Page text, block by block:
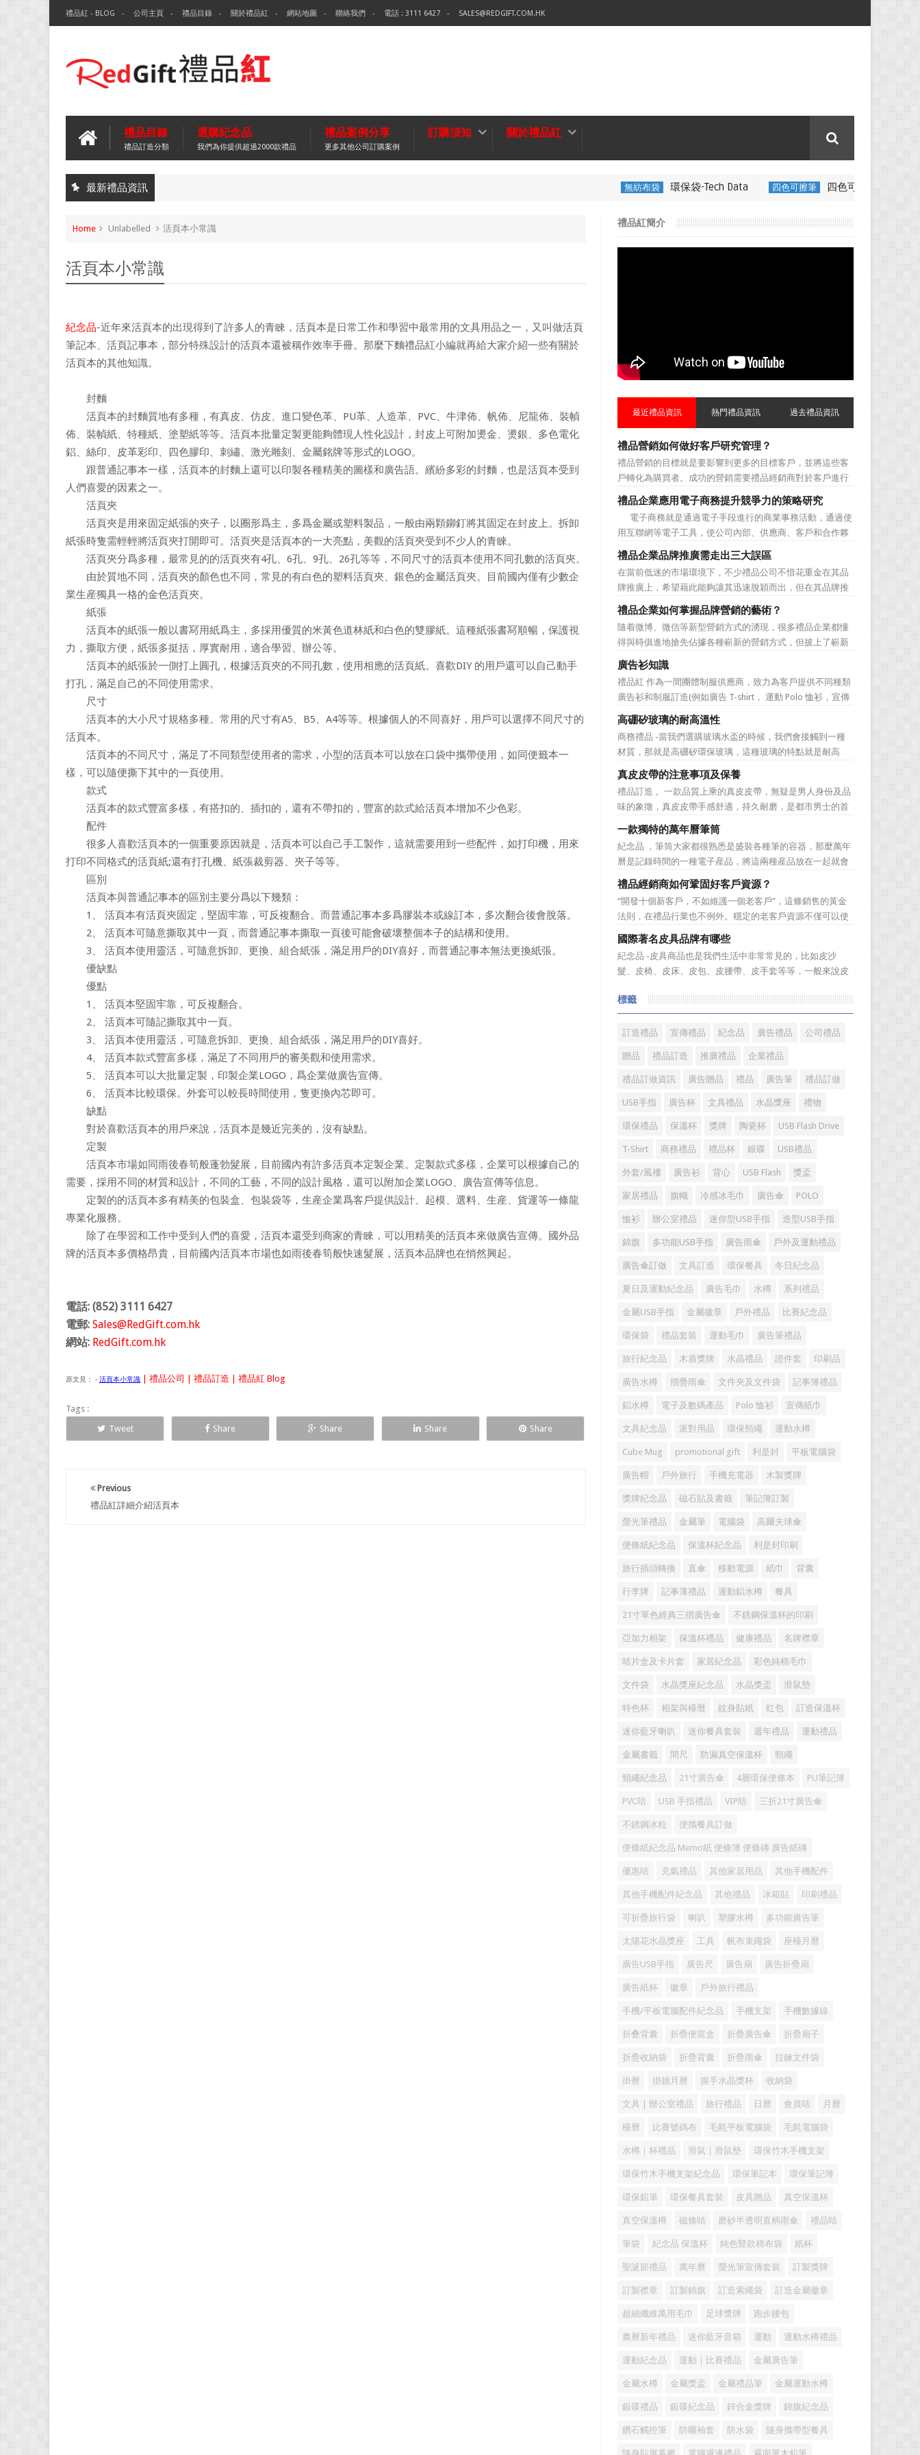
禮品紅 - BLOG 公司主頁 禮品目錄 關於禮品紅 網站地圖 聯絡我們 電話 : 3111 6427 SALES@REDGIFT.COM.HK
禮品目錄
禮品訂造分類
選購紀念品
我們為你提供超過2000款禮品
禮品案例分享
更多其他公司訂購案例
訂購須知 關於禮品紅
最新禮品資訊 環保袋-Tech Data 四色可擦筆 四色可擦筆-百通電纜
Home Unlabelled 活頁本小常識
活頁本小常識
紀念品-近年來活頁本的出現得到了許多人的青睞，活頁本是日常工作和學習中最常用的文具用品之一，又叫做活頁
筆記本、活頁記事本，部分特殊設計的活頁本還被稱作效率手冊。那麼下麵禮品紅小編就再給大家介紹一些有關於
活頁本的其他知識。
封麵
活頁本的封麵質地有多種，有真皮、仿皮、進口變色革、PU革、人造革、PVC、牛津佈、帆佈、尼龍佈、裝幀
佈、裝幀紙、特種紙、塗塑紙等等。活頁本批量定製更能夠體現人性化設計，封皮上可附加燙金、燙銀、多色電化
鋁、絲印、皮革彩印、四色膠印、刺繡、激光雕刻、金屬銘牌等形式的LOGO。
跟普通記事本一樣，活頁本的封麵上還可以印製各種精美的圖樣和廣告語。繽紛多彩的封麵，也是活頁本受到
人們喜愛的因素之一。
活頁夾
活頁夾是用來固定紙張的夾子，以圈形爲主，多爲金屬或塑料製品，一般由兩顆鉚釘將其固定在封皮上。拆卸
紙張時隻需輕輕將活頁夾打開即可。活頁夾是活頁本的一大亮點，美觀的活頁夾受到不少人的青睞。
活頁夾分爲多種，最常見的的活頁夾有4孔、6孔、9孔、26孔等等，不同尺寸的活頁本使用不同孔數的活頁夾。
由於質地不同，活頁夾的顏色也不同，常見的有白色的塑料活頁夾、銀色的金屬活頁夾。目前國內僅有少數企
業生産獨具一格的金色活頁夾。
紙張
活頁本的紙張一般以書冩用紙爲主，多採用優質的米黃色道林紙和白色的雙膠紙。這種紙張書冩順暢，保護視
力，撕取方便，紙張多挺括，厚實耐用，適合學習、辦公等。
活頁本的紙張於一側打上圓孔，根據活頁夾的不同孔數，使用相應的活頁紙。喜歡DIY 的用戶還可以自己動手
打孔，滿足自己的不同使用需求。
尺寸
活頁本的大小尺寸規格多種。常用的尺寸有A5、B5、A4等等。根據個人的不同喜好，用戶可以選擇不同尺寸的
活頁本。
活頁本的不同尺寸，滿足了不同類型使用者的需求，小型的活頁本可以放在口袋中攜帶使用，如同便籤本一
樣，可以隨便撕下其中的一頁使用。
款式
活頁本的款式豐富多樣，有搭扣的、插扣的，還有不帶扣的，豐富的款式給活頁本增加不少色彩。
配件
很多人喜歡活頁本的一個重要原因就是，活頁本可以自己手工製作，這就需要用到一些配件，如打印機，用來
打印不同格式的活頁紙;還有打孔機、紙張裁剪器、夾子等等。
區別
活頁本與普通記事本的區別主要分爲以下幾類：
1、 活頁本有活頁夾固定，堅固牢靠，可反複翻合。而普通記事本多爲膠裝本或線訂本，多次翻合後會脫落。
2、 活頁本可隨意撕取其中一頁，而普通記事本撕取一頁後可能會破壞整個本子的結構和使用。
3、 活頁本使用靈活，可隨意拆卸、更換、組合紙張，滿足用戶的DIY喜好，而普通記事本無法更換紙張。
優缺點
優點
1、 活頁本堅固牢靠，可反複翻合。
2、 活頁本可隨記撕取其中一頁。
3、 活頁本使用靈活，可隨意拆卸、更換、組合紙張，滿足用戶的DIY喜好。
4、 活頁本款式豐富多樣，滿足了不同用戶的審美觀和使用需求。
5、 活頁本可以大批量定製，印製企業LOGO，爲企業做廣告宣傳。
6、 活頁本比較環保。外套可以較長時間使用，隻更換內芯即可。
缺點
對於喜歡活頁本的用戶來說，活頁本是幾近完美的，沒有缺點。
定製
活頁本市場如同雨後春筍般蓬勃髮展，目前國內有許多活頁本定製企業。定製款式多樣，企業可以根據自己的
需要，採用不同的材質和設計，不同的工藝，不同的設計風格，還可以附加企業LOGO、廣告宣傳等信息。
定製的的活頁本多有精美的包裝盒、包裝袋等，生産企業爲客戶提供設計、起模、選料、生産、貨運等一條龍
專業化服務。
除了在學習和工作中受到人們的喜愛，活頁本還受到商家的青睞，可以用精美的活頁本來做廣告宣傳。國外品
牌的活頁本多價格昂貴，目前國內活頁本市場也如雨後春筍般快速髮展，活頁本品牌也在悄然興起。
電話: (852) 3111 6427
電郵: Sales@RedGift.com.hk
網站: RedGift.com.hk
原文見： - 活頁本小常識 | 禮品公司 | 禮品訂造 | 禮品紅 Blog
Tags :
Tweet
Share Share Share Share
Previous
禮品紅詳細介紹活頁本
禮品紅簡介
最近禮品資訊 熱門禮品資訊 過去禮品資訊
禮品營銷如何做好客戶研究管理？
禮品營銷的目標就是要影響到更多的目標客戶，並將這些客
戶轉化為購買者。成功的營銷需要禮品經銷商對於客戶進行
相應的分類，了解不同類型客戶的貢獻度，從而有的放矢的
制定相應的營銷對策，而這需要對於客戶研究方面更多地投
入，這不僅是銷售環節的事，也需要營銷管理策略的整體支
持。具體來說，有以下...
禮品企業應用電子商務提升競爭力的策略研究
電子商務就是通過電子手段進行的商業事務活動，通過使
用互聯網等電子工具，使公司內部、供應商、客戶和合作夥
伴之間，利用電子業務共享信息，實現企業間業務流程的電
子化，配合企業內部的電子化生產管理系統，提高企業的生
產、庫存、流通和資金等各個環節的效率。它具有結構性、
動態性、社...
禮品企業品牌推廣需走出三大誤區
在當前低迷的市場環境下，不少禮品公司不惜花重金在其品
牌推廣上，希望藉此能夠讓其迅速脫穎而出，但在其品牌推
廣的營銷管理思路上，也有許多禮品企業走入了幾大誤區而
無法自拔，這其中，最為常見的誤區有： 誤區一：不清
楚品牌到底在表達什麼 很多禮品企業在推廣品牌之前，
不知道到...
禮品企業如何掌握品牌營銷的藝術？
隨着微博、微信等新型營銷方式的湧現，很多禮品企業都懂
得與時俱進地搶先佔據各種嶄新的營銷方式，但披上了嶄新
的營銷軀殼，卻沒有掌握營銷的靈魂。要知道，營銷真正的
價值不是將品牌鋪設到消費者眼前，而是將品牌印到消費者
心裡 與消費者的心理距離的拉近，並不是一朝一夕的事
情，需要做好持...
廣告衫知識
禮品紅 作為一間團體制服供應商，致力為客戶提供不同種類
廣告衫和制服訂造(例如廣告 T-shirt， 運動 Polo 恤衫，宣傳
背心，風褸外套禮品，訂造球衣等)，從公司員工制服，到不
同宣傳活動用的制服。禮品紅都可以為客戶度身...
高硼矽玻璃的耐高溫性
商務禮品 -當我們選購玻璃水盃的時候，我們會接觸到一種
材質，那就是高硼矽環保玻璃，這種玻璃的特點就是耐高
溫，那麼這個耐高溫的溫度限製和準確的含義是什麼呢?禮品
紅的小編給大家總結如下。 耐熱玻璃【Heat-resistant
glass】是指含有耐熱性強的硼酸﹑矽酸成分,能夠...
真皮皮帶的注意事項及保養
禮品訂造 。一款品質上乘的真皮皮帶，無疑是男人身份及品
味的象徵，真皮皮帶手感舒適，持久耐磨，是都市男士的首
選。當你還在髮愁老爸生日禮物送什麼的時候，一款真皮皮
帶就是非常不錯的選擇。但是真皮皮帶如果疏於保養，也會
黯然失色，出現裂痕和破損的痕跡，今天小編就爲大家分享
真皮皮帶的注意事項...
一款獨特的萬年曆筆筒
紀念品 ，筆筒大家都很熟悉是盛裝各種筆的容器，那麼萬年
曆是記錄時間的一種電子産品，將這兩種産品放在一起就會
組合成一個新的産品—萬年曆筆筒，今天小編就來爲您介紹
一款獨特的萬年曆筆筒。 筆筒美觀大方，他是採用皮
料、鐵架和鋁片做外觀，是一款多功能萬年曆筆筒，集時間
溫度，年、月...
禮品經銷商如何鞏固好客戶資源？
“開發十個新客戶，不如維護一個老客戶”，這條銷售的黃金
法則，在禮品行業也不例外。穩定的老客戶資源不僅可以使
禮品經銷商變得更加有效率，而且也是保持業績穩定的重要
方式。成功的經銷商是從保持並鞏固現有顧客的基礎上不斷
增加新顧客，這樣才能使銷售額越來越多，銷售業績越來越
好，老客戶的數量當...
國際著名皮具品牌有哪些
紀念品 -皮具商品也是我們生活中非常常見的，比如皮沙
髮、皮椅、皮床、皮包、皮腰帶、皮手套等等，一般來說皮
睞。國際著名皮具品牌有哪些?下麵就一起來了解一下吧!
國際著名皮具品牌： 1、路易·威登(LV) 創立於
1...
標籤
訂造禮品 宣傳禮品 紀念品 廣告禮品 公司禮品
贈品 禮品訂造 推廣禮品 企業禮品
禮品訂做資訊 廣告贈品 禮品 廣告筆 禮品訂做
USB手指 廣告杯 文具禮品 水晶獎座 禮物
環保禮品 保溫杯 獎牌 陶瓷杯 USB Flash Drive
T-Shirt 商務禮品 禮品杯 銀碟 USB禮品
外套/風褸 廣告衫 背心 USB Flash 獎盃
家居禮品 旗幟 冷感冰毛巾 廣告傘 POLO
恤衫 辦公室禮品 迷你型USB手指 造型USB手指
錦旗 多功能USB手指 廣告雨傘 戶外及運動禮品
廣告傘訂做 文具訂造 環保餐具 冬日紀念品
夏日及運動紀念品 廣告毛巾 水樽 系列禮品
金屬USB手指 金屬徽章 戶外禮品 比賽紀念品
環保袋 禮品套裝 運動毛巾 廣告筆禮品
旅行紀念品 木盾獎牌 水晶禮品 證件套 印刷品
廣告水樽 摺疊雨傘 文件夾及文件袋 記事簿禮品
鋁水樽 電子及數碼產品 Polo 恤衫 宣傳紙巾
文具紀念品 派對用品 環保頸繩 運動水樽
Cube Mug promotional gift 利是封 平板電腦袋
廣告帽 戶外旅行 手機充電器 木製獎牌
獎牌紀念品 磁石貼及書籤 筆記簿訂製
螢光筆禮品 金屬筆 電腦袋 高爾夫球傘
便條紙紀念品 保溫杯紀念品 利是封印刷
旅行插頭轉換 直傘 移動電源 紙巾 背囊
行李牌 記事薄禮品 運動鋁水樽 餐具
21寸單色經典三摺廣告傘 不銹鋼保溫杯的印刷
亞加力相架 保溫杯禮品 健康禮品 名牌襟章
咭片盒及卡片套 家居紀念品 彩色純棉毛巾
文件袋 水晶獎座紀念品 水晶獎盃 滑鼠墊
特色杯 相架與檯暦 紋身貼紙 红包 訂造保溫杯
迷你藍牙喇叭 迷你餐具套裝 週年禮品 運動禮品
金屬書籤 間尺 防漏真空保溫杯 頸繩
頸繩紀念品 21寸廣告傘 4層環保便條本 PU筆記簿
PVC咭 USB 手指禮品 VIP咭 三折21寸廣告傘
不銹鋼冰粒 便攜餐具訂做
便條紙紀念品 Memo紙 便條簿 便條磚 廣告紙磚
優惠咭 充氣禮品 其他家居用品 其他手機配件
其他手機配件紀念品 其他禮品 冰箱貼 印刷禮品
可折疊旅行袋 喇叭 塑膠水樽 多功能廣告筆
太陽花水晶獎座 工具 帆布束繩袋 座檯月曆
廣告USB手指 廣告尺 廣告扇 廣告折疊扇
廣告紙杯 徽章 戶外旅行禮品
手機/平板電腦配件紀念品 手機支架 手機數據線
折叠背囊 折疊便當盒 折疊廣告傘 折疊扇子
折疊收納袋 折疊背囊 折疊雨傘 拉鍊文件袋
掛曆 掛牆月曆 握手水晶獎杯 收納袋
文具 | 辦公室禮品 旅行禮品 日曆 會員咭 月曆
檯曆 比賽號碼布 毛氈平板電腦袋 毛氈電腦袋
水樽｜杯禮品 滑鼠｜滑鼠墊 環保竹木手機支架
環保竹木手機支架紀念品 環保筆記本 環保筆記簿
環保鉛筆 環保餐具套裝 皮具贈品 真空保溫杯
真空保溫樽 磁條咭 磨砂半透明直柄雨傘 禮品咭
筆袋 紀念品 保溫杯 純色豎款棉布袋 紙杯
聖誕節禮品 萬年曆 螢光筆宣傳套裝 訂製獎牌
訂製襟章 訂製錦旗 訂造索繩袋 訂造金屬徽章
超細纖維萬用毛巾 足球獎牌 跑步腰包
農曆新年禮品 迷你藍牙音箱 運動 運動水樽禮品
運動紀念品 運動｜比賽禮品 金屬廣告筆
金屬水樽 金屬獎盃 金屬禮品筆 金屬運動水樽
銀碟禮品 銀碟紀念品 鋅合金獎牌 錦旗紀念品
鑽石觸控筆 防曬袖套 防水袋 隨身攜帶型餐具